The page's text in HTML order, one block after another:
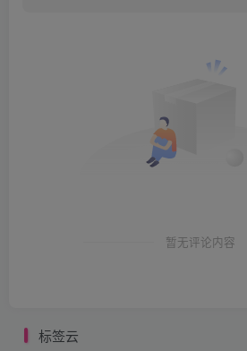
暂无评论内容
标签云